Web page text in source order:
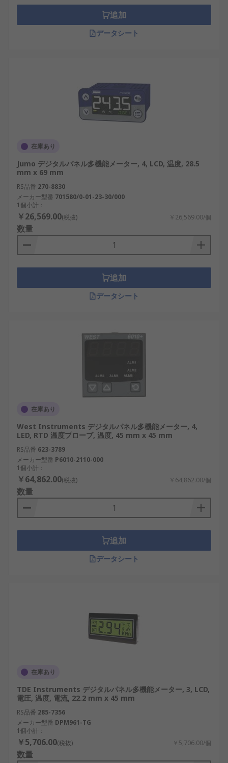
追加
データシート
在庫あり
Jumo デジタルパネル多機能メーター, 4, LCD, 温度, 28.5
mm x 69 mm
RS品番 270-8830
メーカー型番 701580/0-01-23-30/000
1個小計：
￥26,569.00(税抜) ￥26,569.00/個
数量
追加
データシート
在庫あり
West Instruments デジタルパネル多機能メーター, 4,
LED, RTD 温度プローブ, 温度, 45 mm x 45 mm
RS品番 623-3789
メーカー型番 P6010-2110-000
1個小計：
￥64,862.00(税抜) ￥64,862.00/個
数量
追加
データシート
在庫あり
TDE Instruments デジタルパネル多機能メーター, 3, LCD,
電圧, 温度, 電流, 22.2 mm x 45 mm
RS品番 285-7356
メーカー型番 DPM961-TG
1個小計：
￥5,706.00(税抜) ￥5,706.00/個
数量